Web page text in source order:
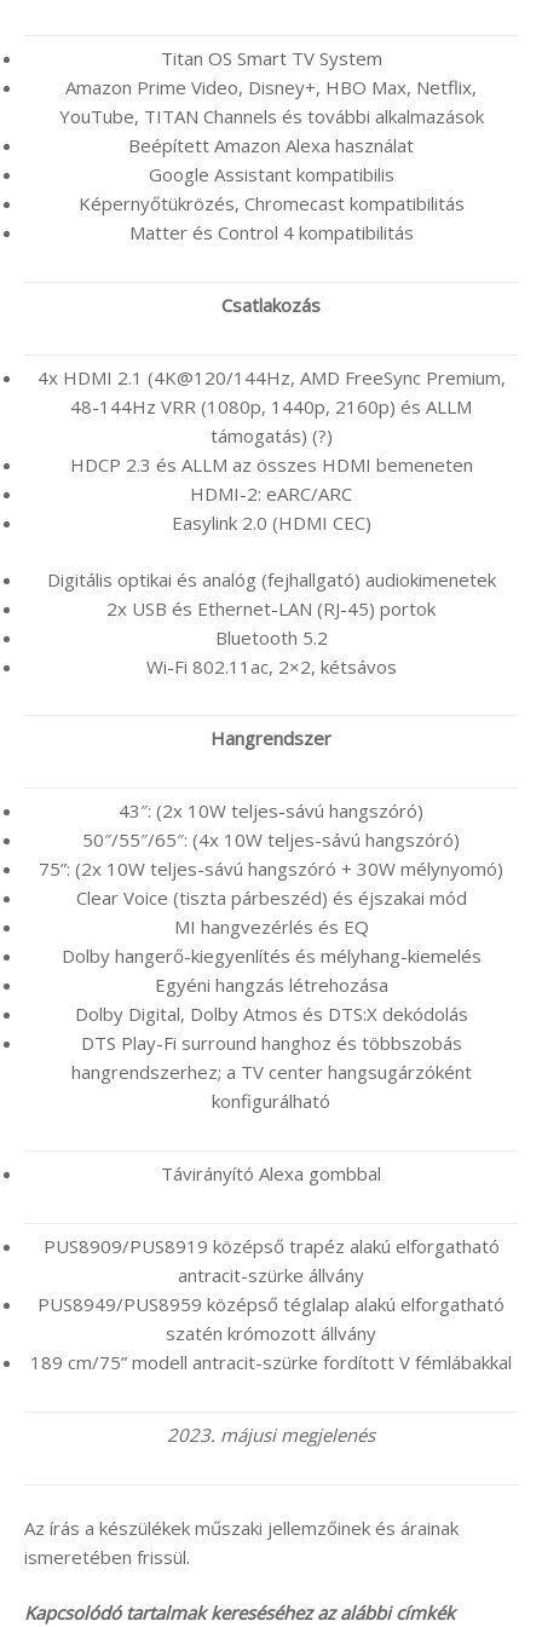
Titan OS Smart TV System
Amazon Prime Video, Disney+, HBO Max, Netflix,
YouTube, TITAN Channels és további alkalmazások
Beépített Amazon Alexa használat
Google Assistant kompatibilis
Képernyőtükrözés, Chromecast kompatibilitás
Matter és Control 4 kompatibilitás
Csatlakozás
4x HDMI 2.1 (4K@120/144Hz, AMD FreeSync Premium,
48-144Hz VRR (1080p, 1440p, 2160p) és ALLM
támogatás) (?)
HDCP 2.3 és ALLM az összes HDMI bemeneten
HDMI-2: eARC/ARC
Easylink 2.0 (HDMI CEC)
Digitális optikai és analóg (fejhallgató) audiokimenetek
2x USB és Ethernet-LAN (RJ-45) portok
Bluetooth 5.2
Wi-Fi 802.11ac, 2×2, kétsávos
Hangrendszer
43″: (2x 10W teljes-sávú hangszóró)
50″/55″/65″: (4x 10W teljes-sávú hangszóró)
75”: (2x 10W teljes-sávú hangszóró + 30W mélynyomó)
Clear Voice (tiszta párbeszéd) és éjszakai mód
MI hangvezérlés és EQ
Dolby hangerő-kiegyenlítés és mélyhang-kiemelés
Egyéni hangzás létrehozása
Dolby Digital, Dolby Atmos és DTS:X dekódolás
DTS Play-Fi surround hanghoz és többszobás
hangrendszerhez; a TV center hangsugárzóként
konfigurálható
Távirányító Alexa gombbal
PUS8909/PUS8919 középső trapéz alakú elforgatható
antracit-szürke állvány
PUS8949/PUS8959 középső téglalap alakú elforgatható
szatén krómozott állvány
189 cm/75” modell antracit-szürke fordított V fémlábakkal
2023. májusi megjelenés
Az írás a készülékek műszaki jellemzőinek és árainak
ismeretében frissül.
Kapcsolódó tartalmak kereséséhez az alábbi címkék